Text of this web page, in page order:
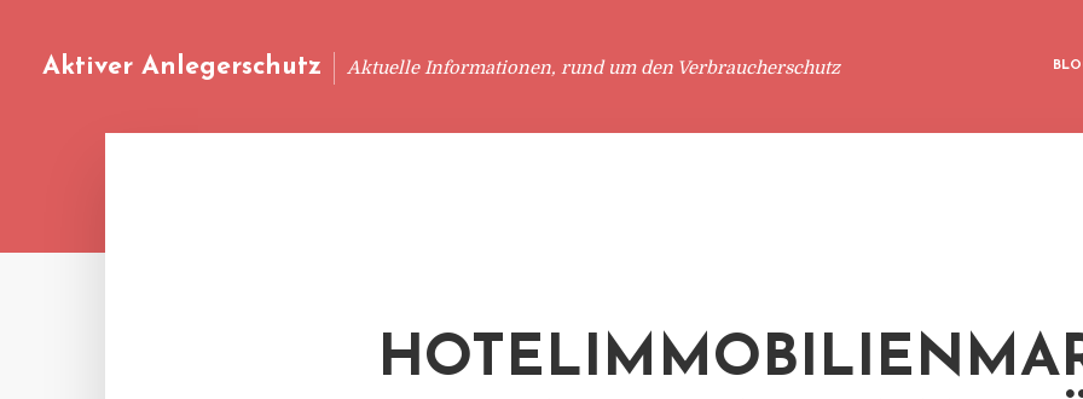
Aktiver Anlegerschutz Aktuelle Informationen, rund um den Verbraucherschutz